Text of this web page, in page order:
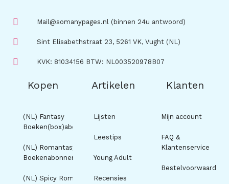
Mail@somanypages.nl (binnen 24u antwoord)
Sint Elisabethstraat 23, 5261 VK, Vught (NL)
KVK: 81034156 BTW: NL003520978B07
Kopen
(NL) Fantasy
Boeken(box)abonnement
(NL) Romantasy
Boekenabonnement
(NL) Spicy Romance
Artikelen
Lijsten
Leestips
Young Adult
Recensies
Klanten
Mijn account
FAQ &
Klantenservice
Bestelvoorwaarden